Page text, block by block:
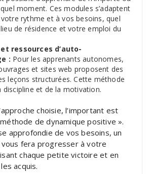
moment. Ces modules s’adaptent
rythme et à vos besoins, quel
de résidence et votre emploi du
ressources d’auto-
: Pour les apprenants autonomes,
et sites web proposent des
leçons structurées. Cette méthode
discipline et de la motivation.
choisie, l’important est
de dynamique positive ».
approfondie de vos besoins, un
fera progresser à votre
chaque petite victoire et en
acquis.